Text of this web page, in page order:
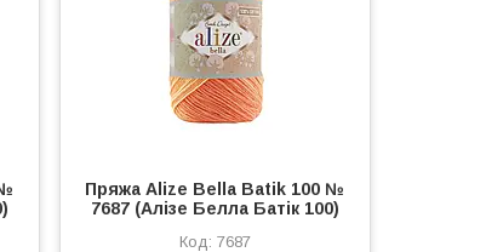
Пряжа Alize Bella Batik 100 №
7687 (Алізе Белла Батік 100)
7687